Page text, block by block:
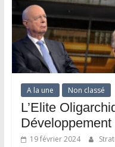
A la une Non classé
L’Elite
Développement
19 février 2024